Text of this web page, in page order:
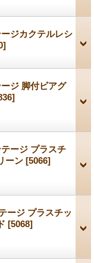
ジカクテルレシ
ジ 脚付ビアグ
ージ プラスチ
ーン [5066]
ージ プラスチッ
[5068]